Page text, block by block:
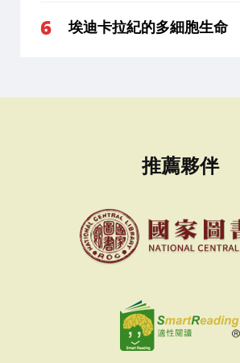
埃迪卡拉紀的多細胞生命
推薦夥伴